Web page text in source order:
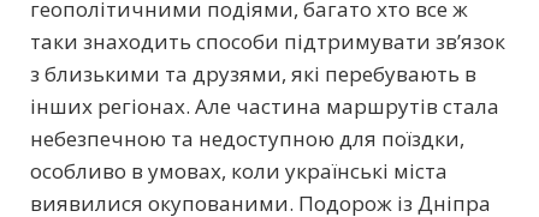
геополітичними подіями, багато хто все ж
таки знаходить способи підтримувати зв’язок
з близькими та друзями, які перебувають в
інших регіонах. Але частина маршрутів стала
небезпечною та недоступною для поїздки,
особливо в умовах, коли українські міста
виявилися окупованими. Подорож із Дніпра